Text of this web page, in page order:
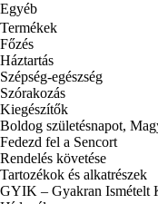
Egyéb
Termékek
Főzés
Háztartás
Szépség-egészség
Szórakozás
Kiegészítők
Boldog születésnapot,
Fedezd fel a Sencort
Rendelés követése
Tartozékok és alkatrészek
GYIK – Gyakran Ismételt